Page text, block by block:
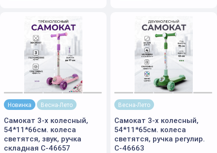
Новинка Весна-Лето
Самокат 3-х колесный,
54*11*66см. колеса
светятся, звук, ручка
складная С-46657
Весна-Лето
Самокат 3-х колесный,
54*11*65см. колеса
светятся, ручка регулир.
С-46663